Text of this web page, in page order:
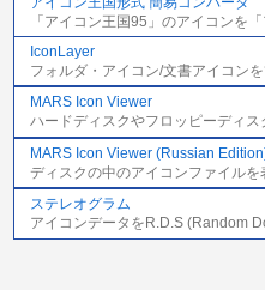
「アイコン王国95」のアイコンを
IconLayer
フォルダ・アイコン/文書アイコン
MARS Icon Viewer
ハードディスクやフロッピーディ
MARS Icon Viewer (Russian
ディスクの中のアイコンファイル
ステレオグラム
アイコンデータをR.D.S (Random